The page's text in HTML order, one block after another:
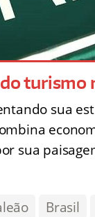
turismo
sua
sua
Brasil